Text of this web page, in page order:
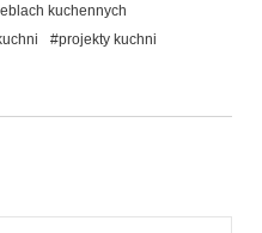
kuchennych
#projekty kuchni